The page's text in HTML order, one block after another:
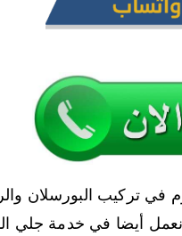
في تركيب البورسلان
أيضا في خدمة جلي